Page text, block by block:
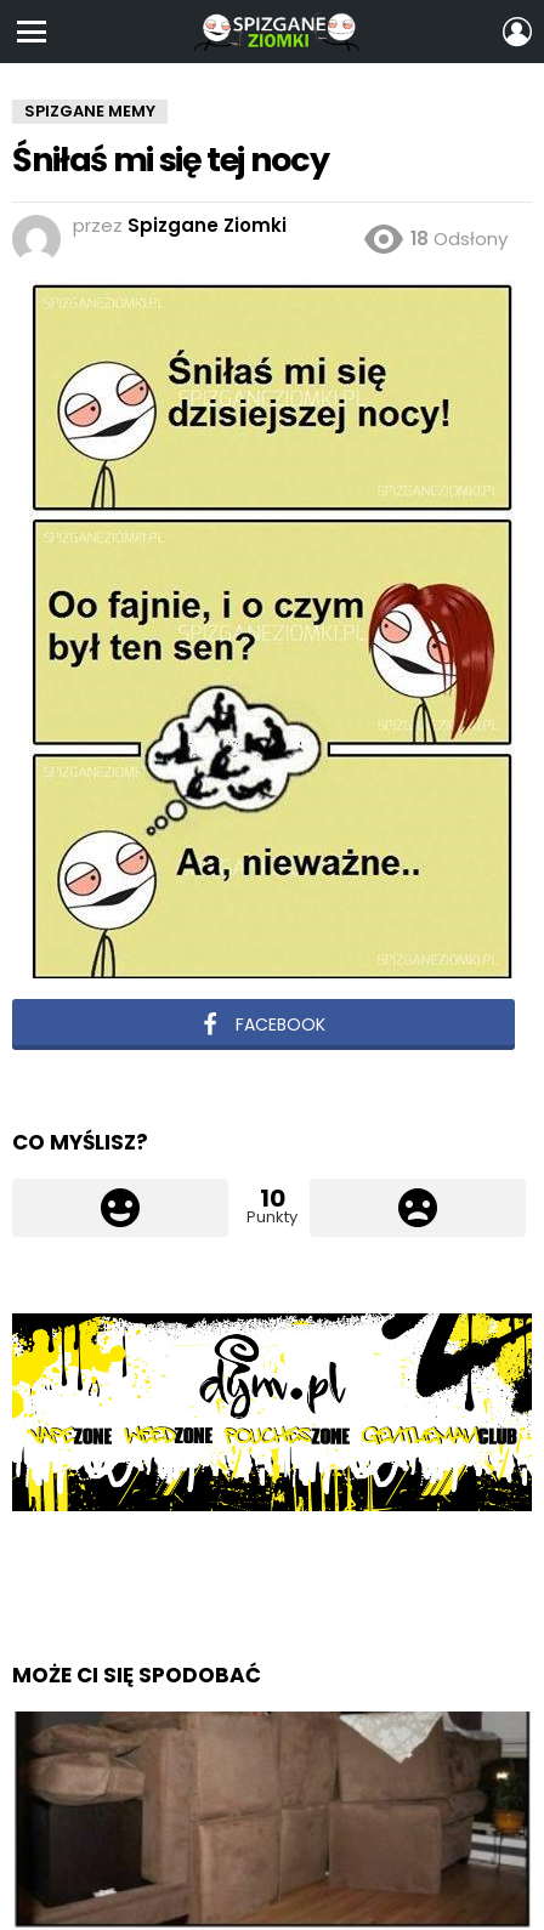
SPIZGANE MEMY
Śniłaś mi się tej nocy
przez Spizgane Ziomki
18 Odsłony
FACEBOOK
CO MYŚLISZ?
10
Punkty
MOŻE CI SIĘ SPODOBAĆ